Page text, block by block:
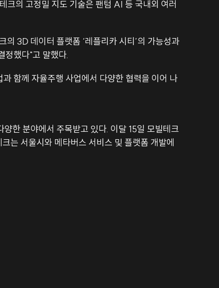
크의 고정밀 지도 기술은 팬텀 AI 등 국내외 여러
3D 데이터 플랫폼 ‘레플리카 시티’의 가능성과
정했다"고 말했다.
함께 자율주행 사업에서 다양한 협력을 이어 나
한 분야에서 주목받고 있다. 이달 15일 모빌테크
는 서울시와 메타버스 서비스 및 플랫폼 개발에